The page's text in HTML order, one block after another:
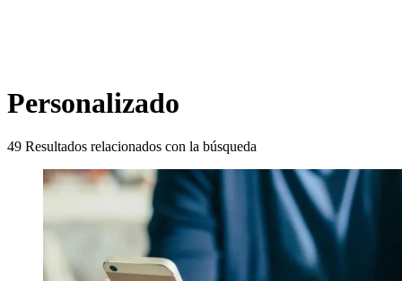
Personalizado
49 Resultados relacionados con la búsqueda